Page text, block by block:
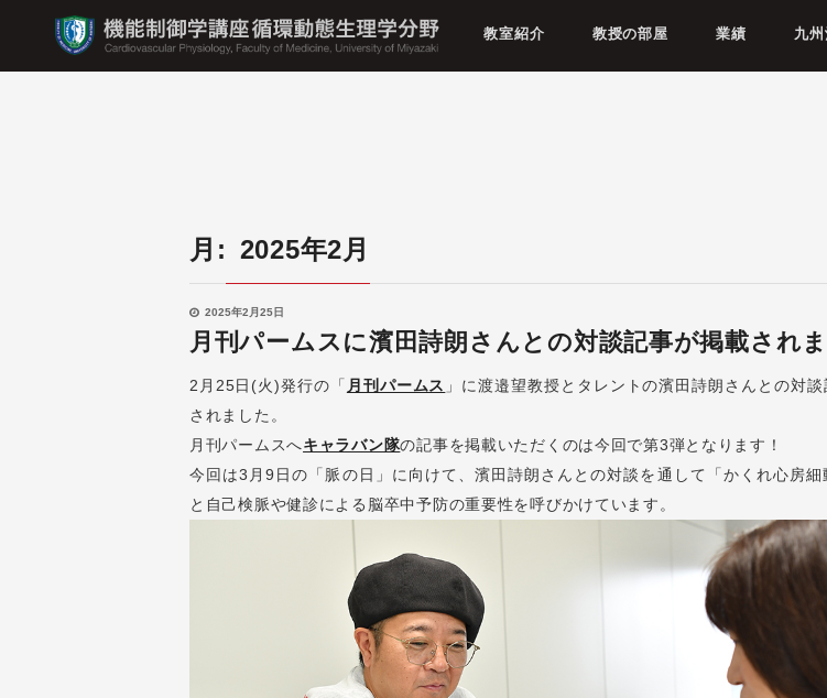
教室紹介 教授の部屋 業績 九
月: 2025年2月
2025年2月25日
月刊パームスに濱田詩朗さんとの対談記事が掲載され
2月25日(火)発行の「 月刊パームス 」に渡邉望教授とタレントの濱田詩朗さんとの対談
されました。
月刊パームスへキャラバン隊の記事を掲載いただくのは今回で第3弾となります！
今回は3月9日の「脈の日」に向けて、濱田詩朗さんとの対談を通して「かくれ心房細
と自己検脈や健診による脳卒中予防の重要性を呼びかけています。